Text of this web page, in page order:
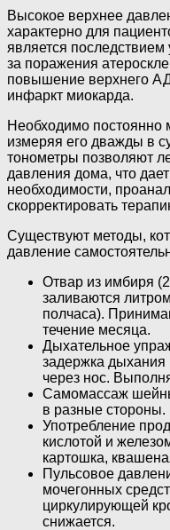
Высокое верхнее
характерно для
является
за поражения
повышение верхнего АД
инфаркт миокарда.
Необходимо постоянно
измеряя его дважды в
тонометры позволяют
давления дома, что
необходимости,
скорректировать
Существуют методы,
давление
Отвар из имбиря (2
заливаются
полчаса).
течение месяца.
Дыхательное
задержка дыхания
через нос.
Самомассаж
в разные стороны.
Употребление
кислотой и
картошка,
Пульсовое
мочегонных
циркулирующей
снижается.